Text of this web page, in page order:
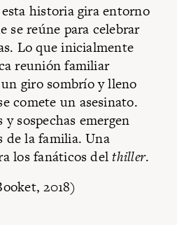
historia gira entorno
se reúne para celebrar
Lo que inicialmente
reunión familiar
giro sombrío y lleno
comete un asesinato.
sospechas emergen
de la familia. Una
los fanáticos delthiller.
2018)